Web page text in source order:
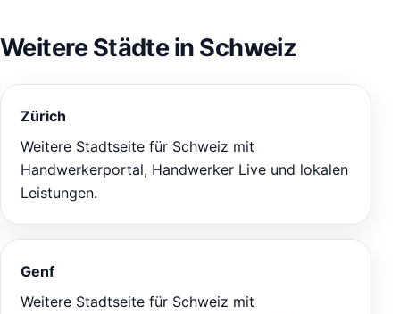
Weitere Städte in Schweiz
Zürich
Weitere Stadtseite für Schweiz mit
Handwerkerportal, Handwerker Live und lokalen
Leistungen.
Genf
Weitere Stadtseite für Schweiz mit